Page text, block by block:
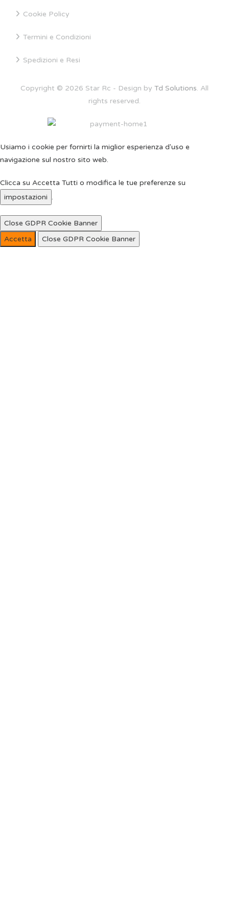
Cookie Policy
Termini e Condizioni
Spedizioni e Resi
Copyright © 2026 Star Rc - Design by Td Solutions. All
rights reserved.
Usiamo i cookie per fornirti la miglior esperienza d'uso e
navigazione sul nostro sito web.
Clicca su Accetta Tutti o modifica le tue preferenze su
impostazioni .
Close GDPR Cookie Banner
Accetta
Close GDPR Cookie Banner